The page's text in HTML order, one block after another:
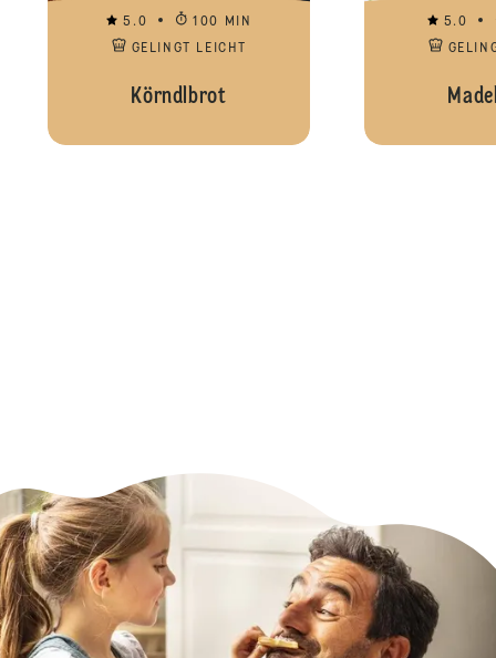
5.0
100 MIN
GELINGT LEICHT
Körndlbrot
5.0